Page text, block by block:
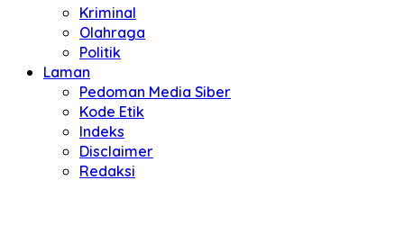
Kriminal
Olahraga
Politik
Laman
Pedoman Media Siber
Kode Etik
Indeks
Disclaimer
Redaksi